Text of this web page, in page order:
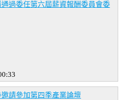
過委任第六屆薪資報酬委員會委
請參加第四季產業論壇